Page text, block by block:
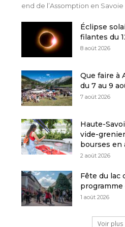
end de l’Assomption en Savoie
Éclipse
filantes du
8 août 2026
Que faire à
du 7 au 9
7 août 2026
Haute-
vide-
bourses en
2 août 2026
Fête du lac
1 août 2026
Voir plus